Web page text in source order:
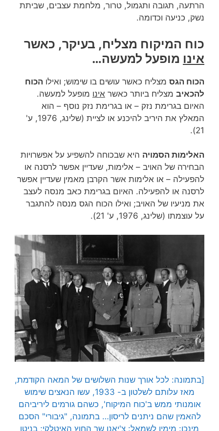
הרתעה, תגובה ותגמול, טרור, מלחמת עצבים, שביתת
נשק, כניעה וכדומה.
כוח המיקוח מצליח, בעיקר, כאשר
אינו מופעל למעשה…
הכוח הגס מצליח כאשר עושים בו שימוש; ואילו הכוח
להכאיב מצליח ביותר כאשר אינו מופעל למעשה.
האיום בגרימת נזק – או בגרימת נזק נוסף – הוא
המאלץ את היריב להיכנע או לציית (שלינג, 1976, ע'
21).
האלימות הסמויה היא שבכוחה להשפיע על אפשרויות
הבחירה של האויב – אלימות, שעדיין אפשר לרסנה או
להפעילה – או אלימות אשר הקרבן מאמין שעדיין אפשר
לרסנה או להפעילה. האיום בגרימת כאב מנסה לעצב
את מניעיו של האויב; ואילו הכוח הגס מנסה להתגבר
על עוצמתו (שלינג, 1976, ע' 21).
[בתמונה: לכל אורך שנות השלושים של המאה הקודמת,
מאז עלותם לשלטון ב- 1933, עשו הנאצים שימוש
אומנותי ממש ב'כוח המיקוח', כשהם גורמים ליריביהם
להאמין שהם ניתנים לריסון… בתמונה, "גיבורי" הסכם
מינכן: מימין לשמאל: צ'יאנו שר החוץ האיטלקי; בניטו